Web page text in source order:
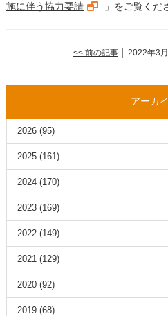
施に伴う協力要請
」をご覧くだ
<< 前の記事│ 2022年3月
アーカ
2026(95)
2025(161)
2024(170)
2023(169)
2022(149)
2021(129)
2020(92)
2019(68)